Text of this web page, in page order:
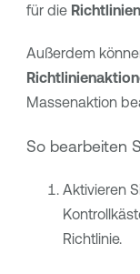
für die
Außerdem
Massenaktion
So bearbeiten
Aktivieren
Richtlinie.